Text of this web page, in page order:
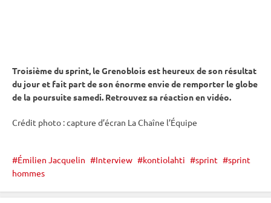
Troisième dusprint, le Grenoblois est heureux de son résultat
du jour et fait part de son énorme envie de remporter le globe
de la poursuitesamedi. Retrouvez sa réaction en vidéo.
Crédit photo : capture d’écran La Chaîne l’Équipe
Émilien Jacquelin Interview kontiolahti sprint
sprint
hommes